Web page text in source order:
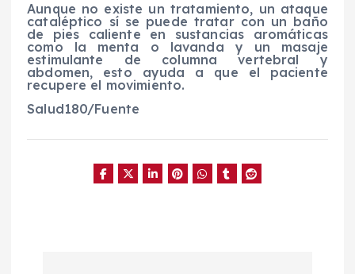
Aunque no existe un tratamiento, un ataque
cataléptico sí se puede tratar con un baño
de pies caliente en sustancias aromáticas
como la menta o lavanda y un masaje
estimulante de columna vertebral y
abdomen, esto ayuda a que el paciente
recupere el movimiento.
Salud180/Fuente